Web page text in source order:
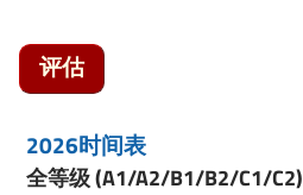
评估
2026时间表
全等级 (A1/A2/B1/B2/C1/C2)